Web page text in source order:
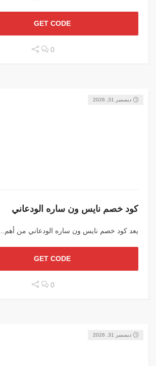
GET CODE
0
كود خصم نايس ون ساره الودعاني
يعد كود خصم نايس ون ساره الودعاني من أهم...
ديسمبر 31, 2026
GET CODE
0
ديسمبر 31, 2026